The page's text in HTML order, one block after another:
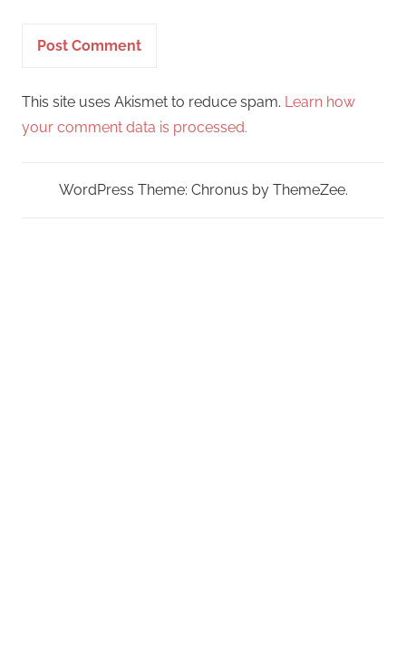
This site uses Akismet to reduce spam. Learn how
your comment data is processed.
WordPress Theme: Chronus by ThemeZee.